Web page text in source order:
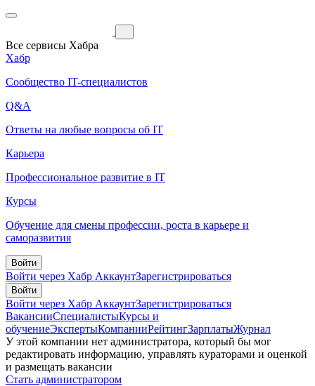
Все сервисы Хабра
Хабр
Сообщество IT-специалистов
Q&A
Ответы на любые вопросы об IT
Карьера
Профессиональное развитие в IT
Курсы
Обучение для смены профессии, роста в карьере и
саморазвития
Войти
Войти через Хабр АккаунтЗарегистрироваться
Войти
Войти через Хабр АккаунтЗарегистрироваться
ВакансииСпециалистыКурсы и
обучениеЭкспертыКомпанииРейтингЗарплатыЖурнал
У этой компании нет администратора, который бы мог
редактировать информацию, управлять кураторами и оценкой
и размещать вакансии
Стать администратором